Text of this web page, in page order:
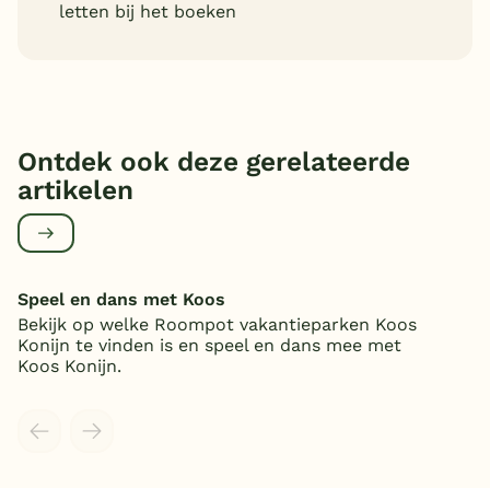
letten bij het boeken
Ontdek ook deze gerelateerde
artikelen
Speel en dans met Koos
Bekijk op welke Roompot vakantieparken Koos
Konijn te vinden is en speel en dans mee met
Koos Konijn.